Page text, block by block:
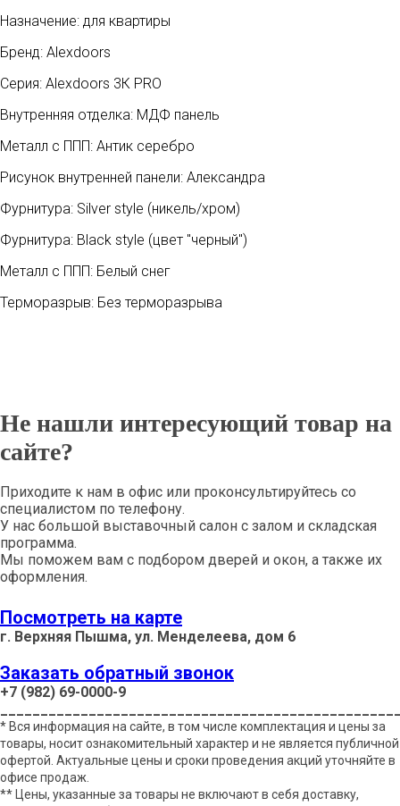
Назначение: для квартиры
Бренд: Alexdoors
Серия: Alexdoors 3К PRO
Внутренняя отделка: МДФ панель
Металл с ППП: Антик серебро
Рисунок внутренней панели: Александра
Фурнитура: Silver style (никель/хром)
Фурнитура: Black style (цвет "черный")
Металл с ППП: Белый снег
Терморазрыв: Без терморазрыва
Не нашли интересующий товар на
сайте?
Приходите к нам в офис или проконсультируйтесь со
специалистом по телефону.
У нас большой выставочный салон с залом и складская
программа.
Мы поможем вам с подбором дверей и окон, а также их
оформления.
Посмотреть на карте
г. Верхняя Пышма, ул. Менделеева, дом 6
Заказать обратный звонок
+7 (982) 69-0000-9
* Вся информация на сайте, в том числе комплектация и цены за
товары, носит ознакомительный характер и не является публичной
офертой. Актуальные цены и сроки проведения акций уточняйте в
офисе продаж.
** Цены, указанные за товары не включают в себя доставку,